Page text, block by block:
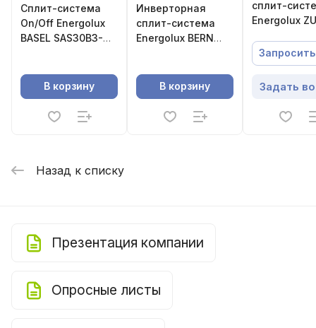
Сплит-система
On/Off Energolux
BASEL SAS30B3-
В корзину
Инверторная
сплит-система
Energolux BERN
В корзину
сплит-
Energolux
AI/
Задать
Назад к списку
Презентация компании
Опросные листы